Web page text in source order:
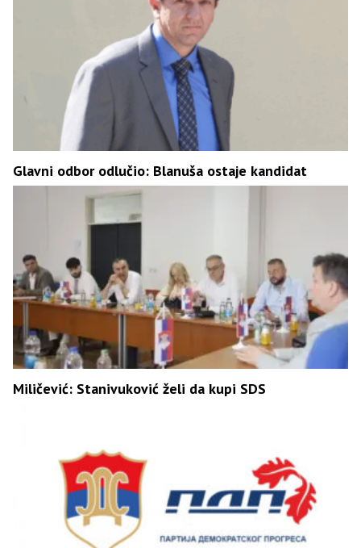
Glavni odbor odlučio: Blanuša ostaje kandidat
Miličević: Stanivuković želi da kupi SDS